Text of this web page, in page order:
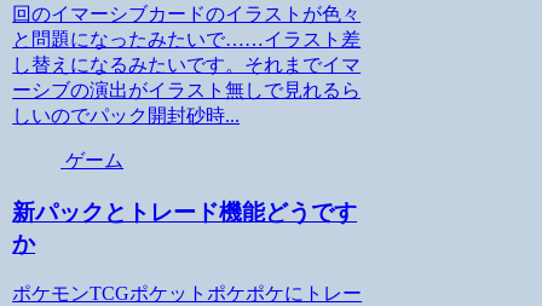
回のイマーシブカードのイラストが色々
と問題になったみたいで……イラスト差
し替えになるみたいです。それまでイマ
ーシブの演出がイラスト無しで見れるら
しいのでパック開封砂時...
ゲーム
新パックとトレード機能どうです
か
ポケモンTCGポケットポケポケにトレー